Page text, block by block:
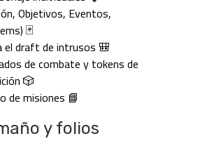
Objetivos, Eventos,
🃏
el draft de intrusos 🎒
de combate y tokens de
🎲
de misiones 📘
y folios